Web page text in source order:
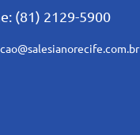
(81) 2129-5900